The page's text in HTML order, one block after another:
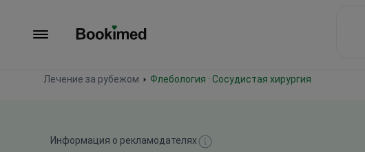
Лечение за рубежом Флебология · Сосудистая хирургия
Информация о рекламодателях